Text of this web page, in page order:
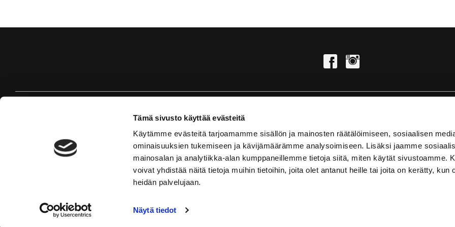
Tämä sivusto käyttää evästeitä
Käytämme evästeitä tarjoamamme sisällön ja mainosten räätälöimiseen, sosiaalisen
ominaisuuksien tukemiseen ja kävijämäärämme analysoimiseen. Lisäksi jaamme
mainosalan ja analytiikka-alan kumppaneillemme tietoja siitä, miten käytät sivustoamme.
voivat yhdistää näitä tietoja muihin tietoihin, joita olet antanut heille tai joita on kerätty, kun
heidän palvelujaan.
Näytä tiedot
SUP-LAUTAVUOKRAAMO | KENNONNOKKA, 37100 NOKIA
UKK/FAQ